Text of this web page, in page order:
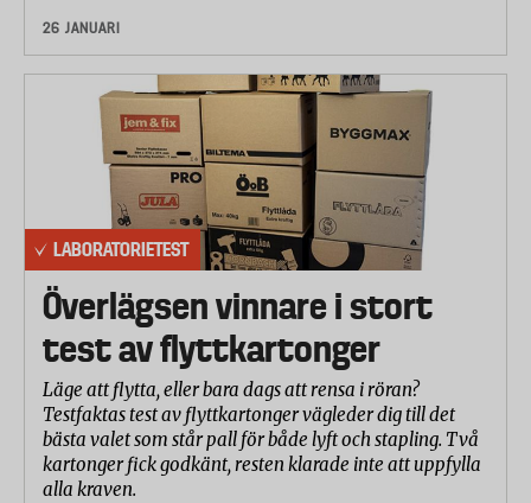
26 JANUARI
LABORATORIETEST
Överlägsen vinnare i stort
test av flyttkartonger
Läge att flytta, eller bara dags att rensa i röran?
Testfaktas test av flyttkartonger vägleder dig till det
bästa valet som står pall för både lyft och stapling. Två
kartonger fick godkänt, resten klarade inte att uppfylla
alla kraven.